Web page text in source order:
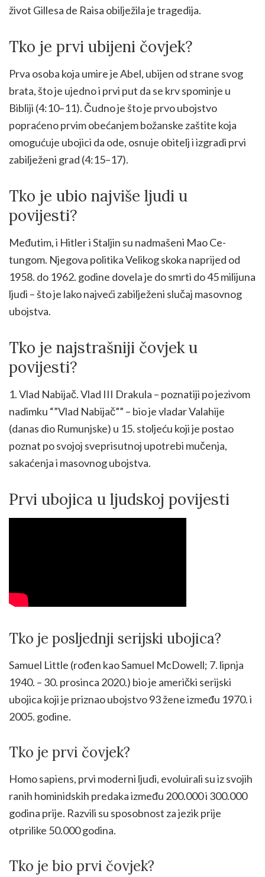
život Gillesa de Raisa obilježila je tragedija.
Tko je prvi ubijeni čovjek?
Prva osoba koja umire je Abel, ubijen od strane svog
brata, što je ujedno i prvi put da se krv spominje u
Bibliji (4:10–11). Čudno je što je prvo ubojstvo
popraćeno prvim obećanjem božanske zaštite koja
omogućuje ubojici da ode, osnuje obitelj i izgradi prvi
zabilježeni grad (4:15–17).
Tko je ubio najviše ljudi u
povijesti?
Međutim, i Hitler i Staljin su nadmašeni Mao Ce-
tungom. Njegova politika Velikog skoka naprijed od
1958. do 1962. godine dovela je do smrti do 45 milijuna
ljudi – što je lako najveći zabilježeni slučaj masovnog
ubojstva.
Tko je najstrašniji čovjek u
povijesti?
1. Vlad Nabijač. Vlad III Drakula – poznatiji po jezivom
nadimku “”Vlad Nabijač”” – bio je vladar Valahije
(danas dio Rumunjske) u 15. stoljeću koji je postao
poznat po svojoj sveprisutnoj upotrebi mučenja,
sakaćenja i masovnog ubojstva.
Prvi ubojica u ljudskoj povijesti
Tko je posljednji serijski ubojica?
Samuel Little (rođen kao Samuel McDowell; 7. lipnja
1940. – 30. prosinca 2020.) bio je američki serijski
ubojica koji je priznao ubojstvo 93 žene između 1970. i
2005. godine.
Tko je prvi čovjek?
Homo sapiens, prvi moderni ljudi, evoluirali su iz svojih
ranih hominidskih predaka između 200.000 i 300.000
godina prije. Razvili su sposobnost za jezik prije
otprilike 50.000 godina.
Tko je bio prvi čovjek?